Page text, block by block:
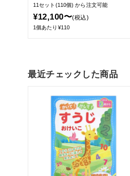
11セット(110個)から注文可能
¥12,100〜(税込)
1個あたり¥110
最近チェックした商品